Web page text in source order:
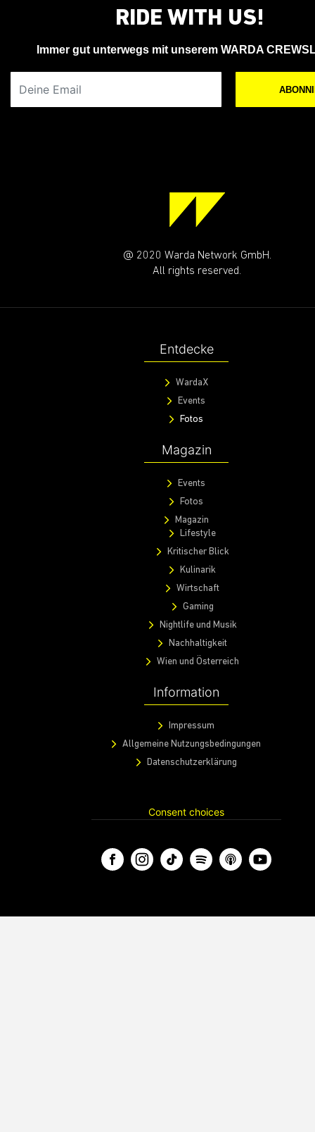
RIDE WITH US!
Immer gut unterwegs mit unserem WARDA
@ 2020 Warda Network GmbH.
All rights reserved.
Entdecke
WardaX
Events
Fotos
Magazin
Events
Fotos
Magazin
Lifestyle
Kritischer Blick
Kulinarik
Wirtschaft
Gaming
Nightlife und Musik
Nachhaltigkeit
Wien und Österreich
Information
Impressum
Allgemeine Nutzungsbedingungen
Datenschutzerklärung
Consent choices